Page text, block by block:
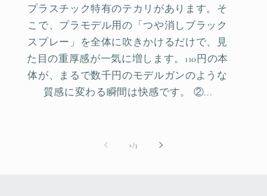
プラスチック特有のテカリがあります。そ
こで、プラモデル用の「つや消しブラック
スプレー」を全体に吹きかけるだけで、見
た目の重厚感が一気に増します。110円の本
体が、まるで数千円のモデルガンのような
質感に変わる瞬間は快感です。 ②...
1 /of3